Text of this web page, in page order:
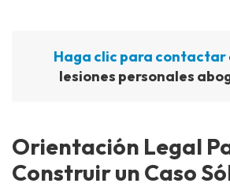
Haga clic para contactar
lesiones personales
Orientación Legal
Construir un Caso